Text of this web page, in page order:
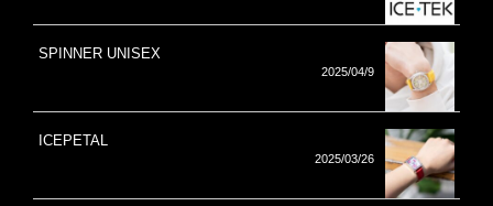
SPINNER UNISEX
2025/04/9
ICEPETAL
2025/03/26